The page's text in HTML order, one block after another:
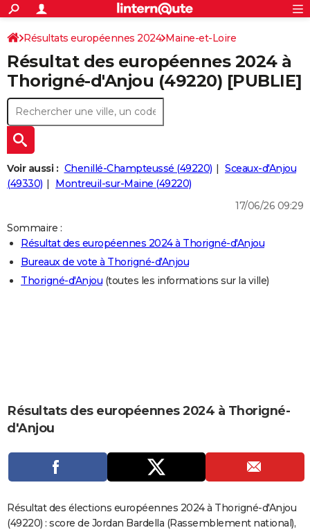
ACTUALITÉS
Politique
Société
Faits Divers
Education
Monde
Villes
+
SPORT
Coupe du monde 2026
Football
Tennis
Cyclisme
Rugby
Forum
CULTURE
Programme TV
TNT
Streaming
Cinéma
Sorties cinéma
Musique
+
FINANCE
Retraite
Impôts
Epargne
Immobilier
Risques naturels par ville
Banque
Assurance
Crédit
AUTO
Essais
Réserver un essai
Citadines
Berlines
SUV
Forum auto
+
HIGH-TECH
Mobiles
Meilleur smartphone
Internet
Ordinateurs
Jeux vidéo
Guide high-tech
+
BRICOLAGE
Guides de France
Escapades
Patrimoine
Expositions
Musées
Week-end nature
LIFESTYLE
Art de vivre
Bien-être
Loisirs
Mode
Modes de vie
CARTE DE VOEUX
Carte de Noël
Carte Bonne année
Carte Saint-Valentin
Carte Pâques
Carte d'anniversaire
Dictionnaire
Biographies
Expressions
Proverbes
PROGRAMME TV
S'inscrire
Se connecter
Lycées
Collèges
Primaires
Universités
Entreprises
Service militaire
Avis de recherche
AVIS DE DÉCÈS
Rechercher
S'inscrire
Connexion
Résultats européennes 2024 Maine-et-Loire
Résultat des européennes 2024 à
Thorigné-d'Anjou (49220) [PUBLIE]
Voir aussi : Chenillé-Champteussé (49220)
Sceaux-d'Anjou
(49330)
Montreuil-sur-Maine (49220)
17/06/26 09:29
Sommaire :
Résultat des européennes 2024 à Thorigné-d'Anjou
Bureaux de vote à Thorigné-d'Anjou
Thorigné-d'Anjou (toutes les informations sur la ville)
Résultats des européennes 2024 à Thorigné-
d'Anjou
Résultat des élections européennes 2024 à Thorigné-d'Anjou
(49220) : score de Jordan Bardella (Rassemblement national),